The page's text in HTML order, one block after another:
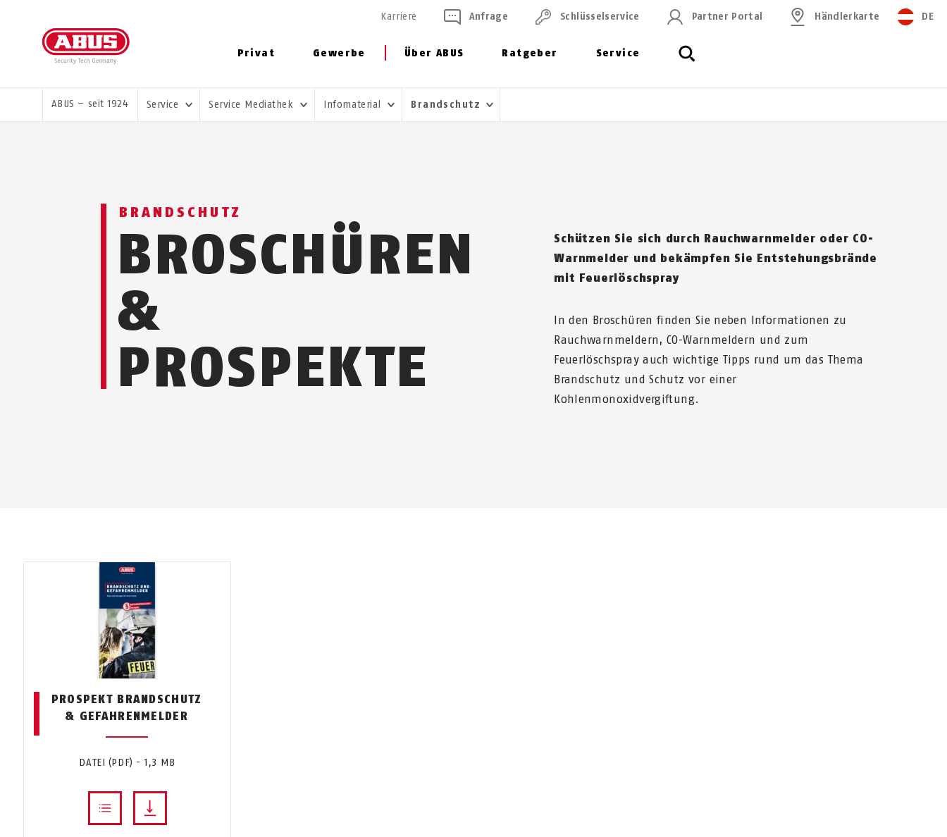
Privat Gewerbe Über ABUS Ratgeber Service
Karriere Anfrage Schlüssel­service Partner Portal Händlerkarte DE
SIE SIND HIER:
ABUS – seit 1924 Service Service Mediathek Infomaterial Brandschutz
BRANDSCHUTZ
BROSCHÜREN
&
PROSPEKTE
Schützen Sie sich durch Rauch­warn­mel­der oder CO-
Warnmelder und bekämpfen Sie Entstehungsbrände
mit Feu­er­lösch­spray
In den Broschüren finden Sie neben Informationen zu
Rauchwarnmeldern, CO-Warnmeldern und zum
Feuerlöschspray auch wichtige Tipps rund um das Thema
Brandschutz und Schutz vor einer
Kohlenmonoxidvergiftung.
PROSPEKT BRANDSCHUTZ
& GEFAHRENMELDER
DATEI (PDF) - 1,3 MB